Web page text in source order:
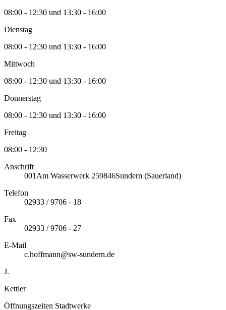
08:00 - 12:30 und 13:30 - 16:00
Dienstag
08:00 - 12:30 und 13:30 - 16:00
Mittwoch
08:00 - 12:30 und 13:30 - 16:00
Donnerstag
08:00 - 12:30 und 13:30 - 16:00
Freitag
08:00 - 12:30
Anschrift
001 Am Wasserwerk 259846Sundern (Sauerland)
Telefon
02933 / 9706 - 18
Fax
02933 / 9706 - 27
E-Mail
c.hoffmann@sw-sundern.de
J.
Kettler
Öffnungszeiten Stadtwerke